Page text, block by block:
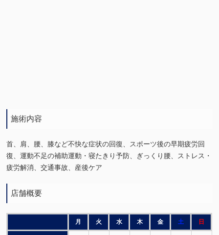
施術内容
首、肩、腰、膝など不快な症状の回復、スポーツ後の早期疲労回
復、運動不足の補助運動・寝たきり予防、ぎっくり腰、ストレス・
疲労解消、交通事故、産後ケア
店舗概要
月 火 水 木 金 土 日